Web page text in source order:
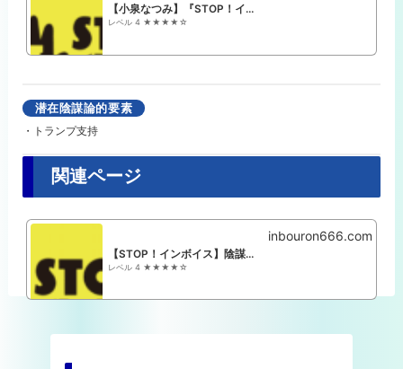
【小泉なつみ】『STOP！インボイス』経済陰謀論
レベル 4 ★★★★☆
潜在陰謀論的要素
・トランプ支持
関連ページ
【STOP！インボイス】陰謀論 関係者まとめ
レベル 4 ★★★★☆
inbouron666.com